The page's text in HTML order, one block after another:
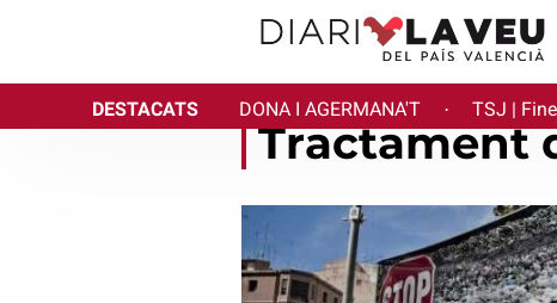
DESTACATS DONA I AGERMANA'T · TSJ |
Tractament